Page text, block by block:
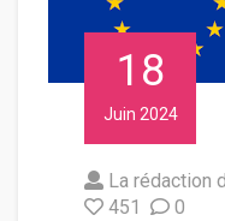
18
Juin 2024
La rédaction
451
0